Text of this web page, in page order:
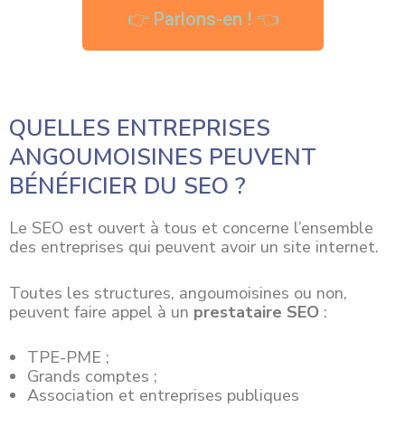
👉 Parlons-en ! 👈
QUELLES ENTREPRISES
ANGOUMOISINES PEUVENT
BÉNÉFICIER DU SEO ?
Le SEO est ouvert à tous et concerne l’ensemble
des entreprises qui peuvent avoir un site internet.
Toutes les structures, angoumoisines ou non,
peuvent faire appel à un prestataire SEO :
TPE-PME ;
Grands comptes ;
Association et entreprises publiques